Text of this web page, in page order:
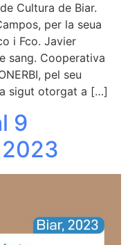
Cultura de Biar.
per la seua
i Fco. Javier
sang. Cooperativa
pel seu
sigut otorgat a […]
9
2023